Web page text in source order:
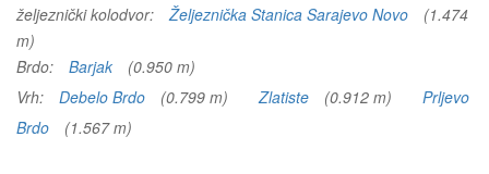
željeznički kolodvor:
Željeznička Stanica Sarajevo Novo
(1.474
m)
Brdo:
Barjak
(0.950 m)
Vrh:
Debelo Brdo (0.799 m) Zlatiste (0.912 m)
Prljevo
Brdo
(1.567 m)